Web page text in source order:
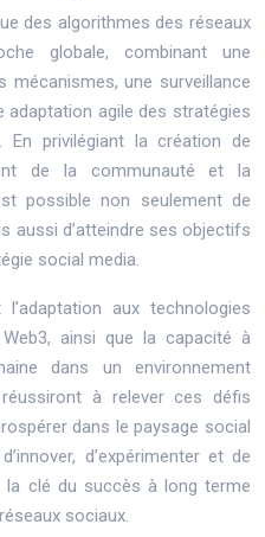
des algorithmes des réseaux
globale, combinant une
mécanismes, une surveillance
agile des stratégies
En privilégiant la création de
de la communauté et la
possible non seulement de
aussi d’atteindre ses objectifs
social media.
aux technologies
ainsi que la capacité à
dans un environnement
à relever ces défis
dans le paysage social
d’expérimenter et de
clé du succès à long terme
sociaux.